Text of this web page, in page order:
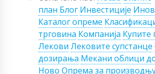
план Блог Инвестиције
Каталог опреме
трговина Компанија Купите
Лекови Лековите супстанце
дозирања Мекани облици
Ново Опрема за